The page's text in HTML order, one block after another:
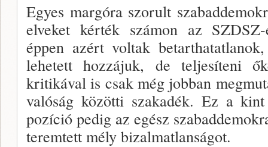
Egyes margóra szorult
elveket kérték számon az
éppen azért voltak
lehetett hozzájuk, de teljesíteni
kritikával is csak még jobban
valóság közötti szakadék. Ez a
pozíció pedig az egész
teremtett mély bizalmatlanságot.